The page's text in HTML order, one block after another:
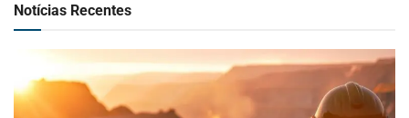
Notícias Recentes